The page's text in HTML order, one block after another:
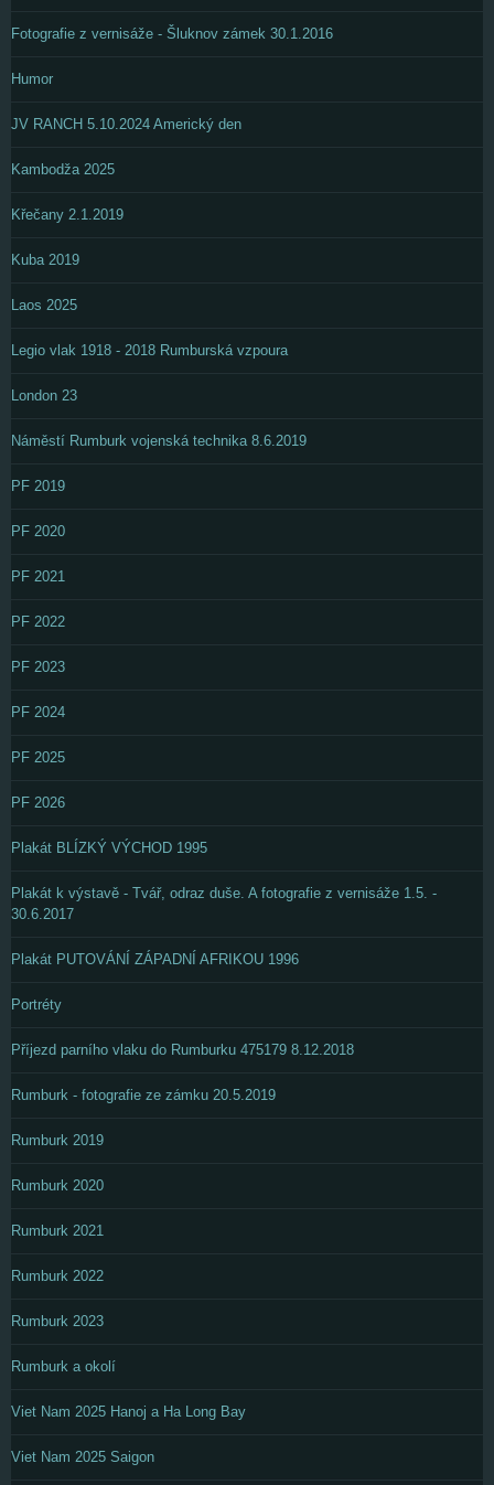
Fotografie z vernisáže - Šluknov zámek 30.1.2016
Humor
JV RANCH 5.10.2024 Americký den
Kambodža 2025
Křečany 2.1.2019
Kuba 2019
Laos 2025
Legio vlak 1918 - 2018 Rumburská vzpoura
London 23
Náměstí Rumburk vojenská technika 8.6.2019
PF 2019
PF 2020
PF 2021
PF 2022
PF 2023
PF 2024
PF 2025
PF 2026
Plakát BLÍZKÝ VÝCHOD 1995
Plakát k výstavě - Tvář, odraz duše. A fotografie z vernisáže 1.5. -
30.6.2017
Plakát PUTOVÁNÍ ZÁPADNÍ AFRIKOU 1996
Portréty
Příjezd parního vlaku do Rumburku 475179 8.12.2018
Rumburk - fotografie ze zámku 20.5.2019
Rumburk 2019
Rumburk 2020
Rumburk 2021
Rumburk 2022
Rumburk 2023
Rumburk a okolí
Viet Nam 2025 Hanoj a Ha Long Bay
Viet Nam 2025 Saigon